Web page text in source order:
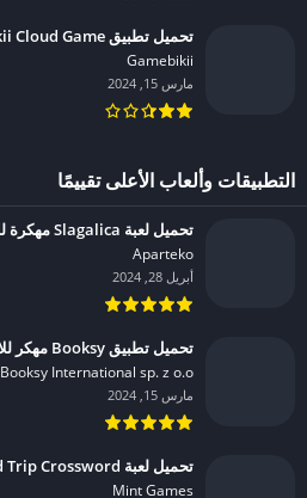
تحميل تطبيق Bikii Cloud Game مهكر للاندرويد 2024
Gamebikii‏
مارس 15, 2024
التطبيقات وألعاب الأعلى تقييمًا
تحميل لعبة Slagalica مهكرة للاندرويد 2024
Aparteko‏
أبريل 28, 2024
تحميل تطبيق Booksy مهكر للاندرويد 2024
Booksy International sp. z o.o.‏
مارس 15, 2024
تحميل لعبة Word Trip Crossword مهكرة للاندرويد 2024
Mint Games‏